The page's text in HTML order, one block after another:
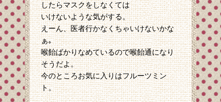
したらマスクをしなくては
いけないような気がする。
えーん、医者行かなくちゃいけないかな
ぁ｡
喉飴ばかりなめているので喉飴通になり
そうだよ。
今のところお気に入りはフルーツミン
ト。